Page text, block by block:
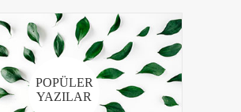
POPÜLER
YAZILAR